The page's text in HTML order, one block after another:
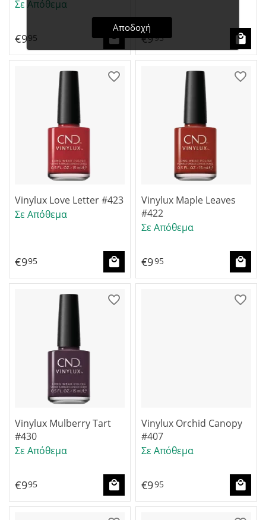
Σε Απόθεμα
€995 €995
Vinylux Love Letter #423
Σε Απόθεμα
€995
Vinylux Maple Leaves
#422
Σε Απόθεμα
€995
Vinylux Mulberry Tart
#430
Σε Απόθεμα
€995
Vinylux Orchid Canopy
#407
Σε Απόθεμα
€995
Αποδοχή